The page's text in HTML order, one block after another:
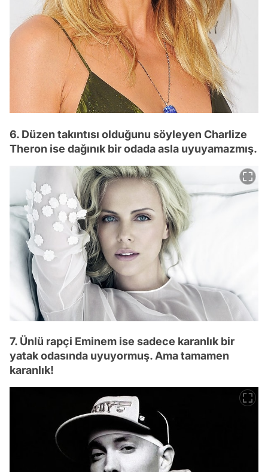
6. Düzen takıntısı olduğunu söyleyen Charlize
Theron ise dağınık bir odada asla uyuyamazmış.
7. Ünlü rapçi Eminem ise sadece karanlık bir
yatak odasında uyuyormuş. Ama tamamen
karanlık!